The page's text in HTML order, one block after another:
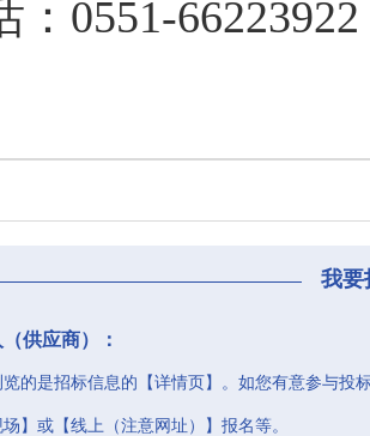
：0551-66223922
我要
供应商）：
的是招标信息的【详情页】。如您有意参与投
】或【线上（注意网址）】报名等。